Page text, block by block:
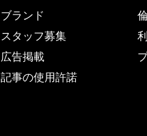
ブランド
スタッフ募集
広告掲載
記事の使用許諾